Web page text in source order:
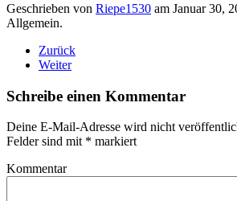
Geschrieben von Riepe1530 am Januar 30,
Allgemein.
Zurück
Weiter
Schreibe einen Kommentar
Deine E-Mail-Adresse wird nicht
Felder sind mit * markiert
Kommentar